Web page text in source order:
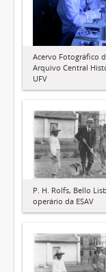
Acervo Fotográfico
Arquivo Central
UFV
P. H. Rolfs, Bello
operário da ESAV